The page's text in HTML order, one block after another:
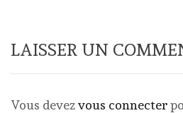
LAISSER UN
Vous devezvous connecter